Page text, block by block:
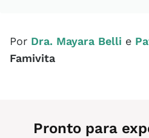
Por Dra. Mayara Belli e
Famivita
Pronto para